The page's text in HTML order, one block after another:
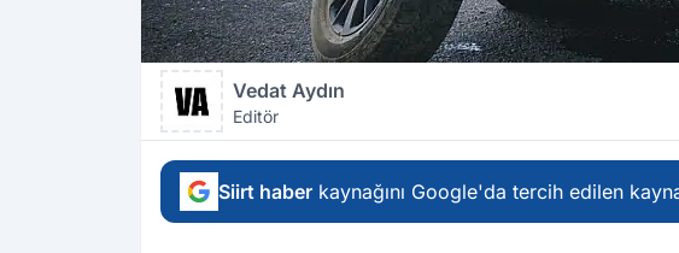
Vedat Aydın
Editör
Siirt haber kaynağını Google'da tercih edilen